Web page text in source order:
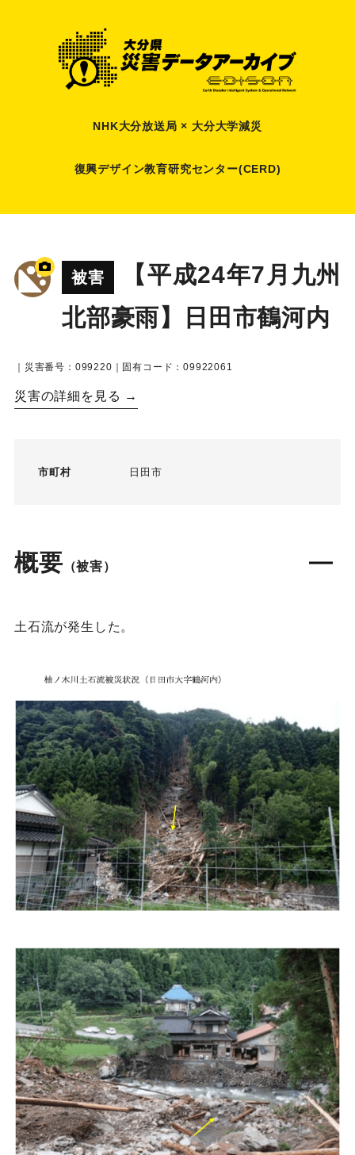
NHK大分放送局 × 大分大学減災
復興デザイン教育研究センター(CERD)
被害
【平成24年7月九州
北部豪雨】日田市鶴河内
｜災害番号：099220｜固有コード：09922061
災害の詳細を見る →
市町村 日田市
概要 （被害）
土石流が発生した。